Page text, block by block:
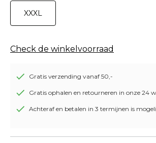
XXXL
Check de winkelvoorraad
Gratis verzending vanaf 50,-
Gratis ophalen en retourneren in onze 24
Achteraf en betalen in 3 termijnen is